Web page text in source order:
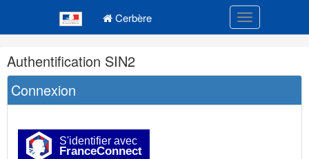
Cerbère Toggle
Navigation
et
outils
annexes
Authentification SIN2
Connexion
S'identifier avec
FranceConnect